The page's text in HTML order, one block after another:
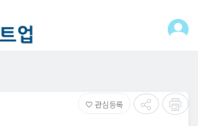
favorite_border 관심등록